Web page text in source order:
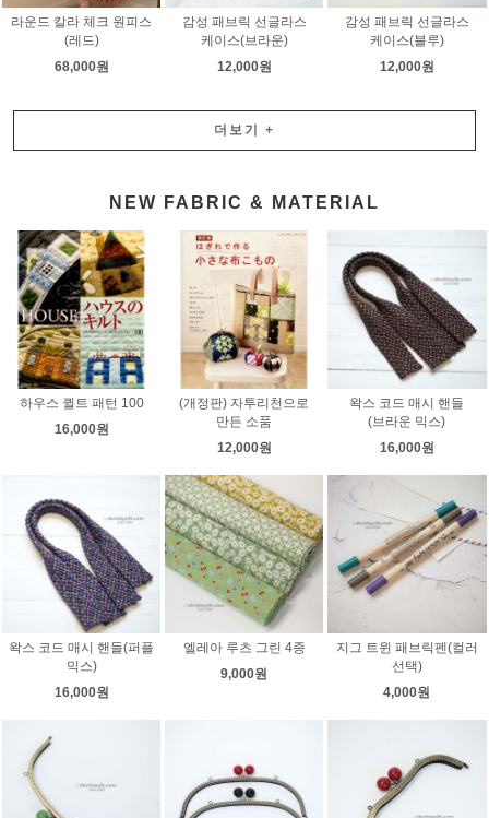
라운드 칼라 체크 원피스
(레드)
68,000원
감성 패브릭 선글라스
케이스(브라운)
12,000원
감성 패브릭 선글라스
케이스(블루)
12,000원
더보기 +
NEW FABRIC & MATERIAL
하우스 퀼트 패턴 100
16,000원
(개정판) 자투리천으로
만든 소품
12,000원
왁스 코드 매시 핸들
(브라운 믹스)
16,000원
왁스 코드 매시 핸들(퍼플
믹스)
16,000원
엘레아 루츠 그린 4종
9,000원
지그 트윈 패브릭펜(컬러
선택)
4,000원